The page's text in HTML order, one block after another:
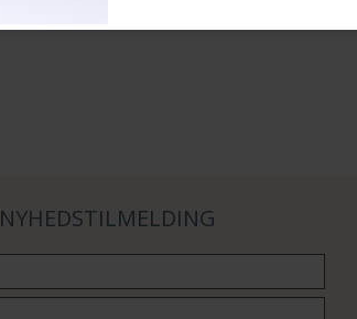
NYHEDSTILMELDING